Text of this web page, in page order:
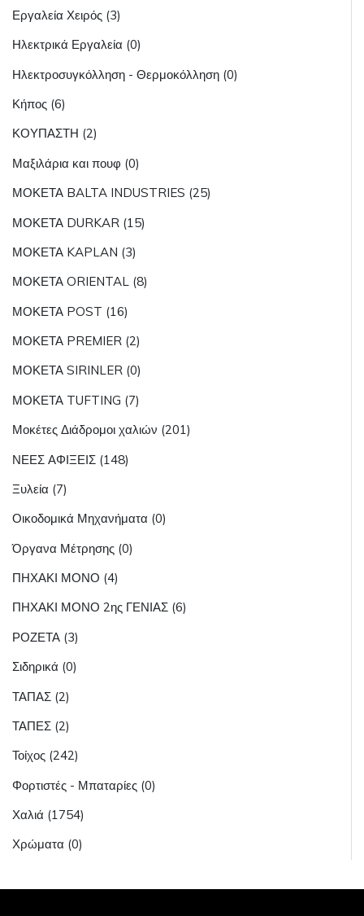
Εργαλεία Χειρός (3)
Ηλεκτρικά Εργαλεία (0)
Ηλεκτροσυγκόλληση - Θερμοκόλληση (0)
Κήπος (6)
ΚΟΥΠΑΣΤΗ (2)
Μαξιλάρια και πουφ (0)
ΜΟΚΕΤΑ BALTA INDUSTRIES (25)
ΜΟΚΕΤΑ DURKAR (15)
ΜΟΚΕΤΑ KAPLAN (3)
ΜΟΚΕΤΑ ORIENTAL (8)
ΜΟΚΕΤΑ POST (16)
ΜΟΚΕΤΑ PREMIER (2)
ΜΟΚΕΤΑ SIRINLER (0)
ΜΟΚΕΤΑ TUFTING (7)
Μοκέτες Διάδρομοι χαλιών (201)
ΝΕΕΣ ΑΦΙΞΕΙΣ (148)
Ξυλεία (7)
Οικοδομικά Μηχανήματα (0)
Όργανα Μέτρησης (0)
ΠΗΧΑΚΙ ΜΟΝΟ (4)
ΠΗΧΑΚΙ ΜΟΝΟ 2ης ΓΕΝΙΑΣ (6)
ΡΟΖΕΤΑ (3)
Σιδηρικά (0)
ΤΑΠΑΣ (2)
ΤΑΠΕΣ (2)
Τοίχος (242)
Φορτιστές - Μπαταρίες (0)
Χαλιά (1754)
Χρώματα (0)